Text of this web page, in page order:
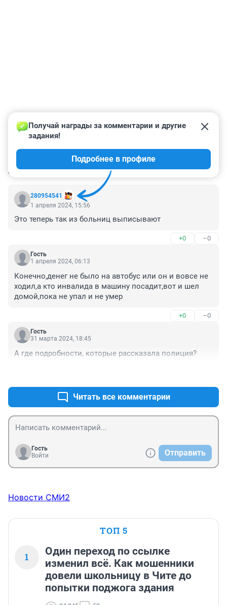
КОММЕНТАРИИ 9
280954541
Получай награды за комментарии и другие
задания!
Подробнее в профиле
1 апреля 2024, 15:56
Это теперь так из больниц выписывают
+0 –0
Гость
1 апреля 2024, 06:13
Конечно,денег не было на автобус или он и вовсе не
ходил,а кто инвалида в машину посадит,вот и шел
домой,пока не упал и не умер
+0 –0
Гость
31 марта 2024, 18:45
А где подробности, которые рассказала полиция?
Читать все комментарии
Гость
Войти
Отправить
Новости СМИ2
ТОП 5
1
Один переход по ссылке
изменил всё. Как мошенники
довели школьницу в Чите до
попытки поджога здания